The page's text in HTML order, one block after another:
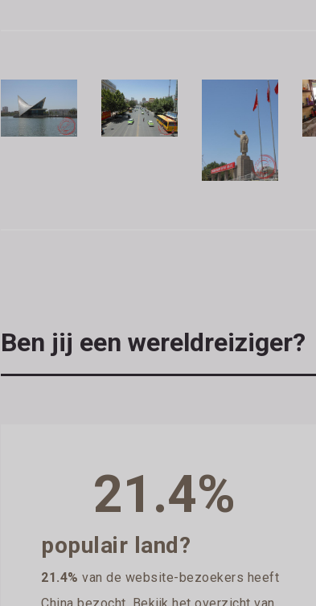
Ben jij een wereldreiziger?
21.4%
populair land?
21.4% van de website-bezoekers heeft